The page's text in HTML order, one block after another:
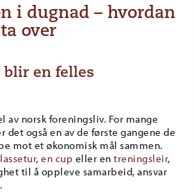
i dugnad – hvordan
over
blir en felles
av norsk foreningsliv. For mange
det også en av de første gangene de
mot et økonomisk mål sammen.
, en cup eller en treningsleir,
til å oppleve samarbeid, ansvar